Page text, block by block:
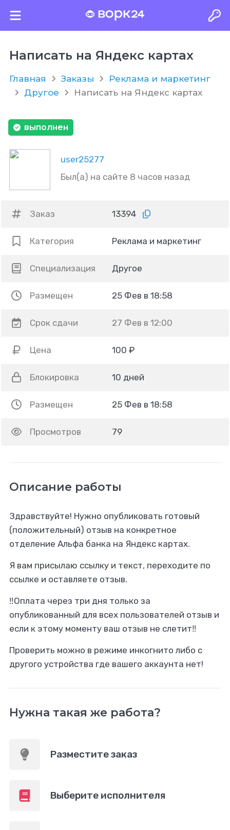
Написать на Яндекс картах
Главная Заказы
Реклама и маркетинг
Другое
Написать на Яндекс картах
user25277
Был(а) на сайте 8 часов назад
выполнен
Заказ 13394
Категория Реклама и маркетинг
Специализация Другое
Размещен 25 Фев в 18:58
Срок сдачи 27 Фев в 12:00
Цена 100 ₽
Блокировка 10 дней
Размещен 25 Фев в 18:58
Просмотров 79
Описание работы
Здравствуйте! Нужно опубликовать готовый
(положительный) отзыв на конкретное
отделение Альфа банка на Яндекс картах.
Я вам присылаю ссылку и текст, переходите по
ссылке и оставляете отзыв.
‼️Оплата через три дня только за
опубликованный для всех пользователей отзыв и
если к этому моменту ваш отзыв не слетит‼️
Проверить можно в режиме инкогнито либо с
другого устройства где вашего аккаунта нет!
Нужна такая же работа?
Разместите заказ
Выберите исполнителя